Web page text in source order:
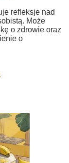
refleksje nad
Może
o zdrowie oraz
o